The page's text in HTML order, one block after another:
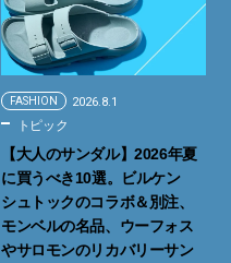
FASHION 2026.8.1
トピック
【大人のサンダル】2026年夏
に買うべき10選。ビルケン
シュトックのコラボ＆別注、
モンベルの名品、ウーフォス
やサロモンのリカバリーサン